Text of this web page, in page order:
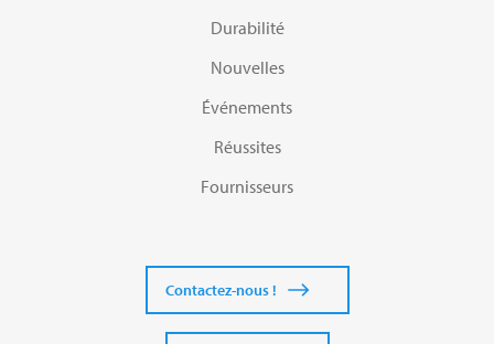
Durabilité
Nouvelles
Événements
Réussites
Fournisseurs
Contactez-nous !